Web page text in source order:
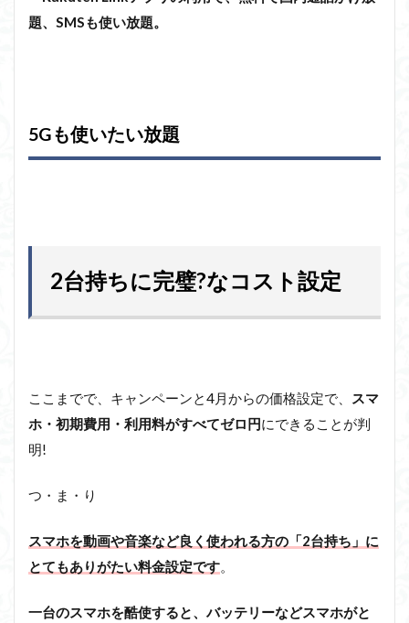
題、SMSも使い放題。
5Gも使いたい放題
2台持ちに完璧?なコスト設定
ここまでで、キャンペーンと4月からの価格設定で、
スマ
ホ・初期費用・利用料がすべてゼロ円にできることが判
明!
つ・ま・り
スマホを動画や音楽など良く使われる方の「2台持ち」に
とてもありがたい料金設定です。
一台のスマホを酷使すると、バッテリーなどスマホがと